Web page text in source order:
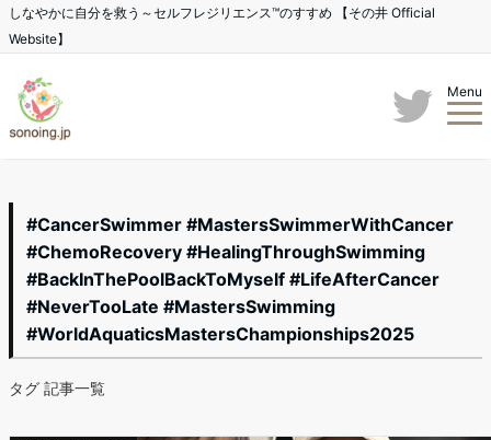
しなやかに自分を救う～セルフレジリエンス™のすすめ 【その井 Official
Website】
Menu
#CancerSwimmer #MastersSwimmerWithCancer
#ChemoRecovery #HealingThroughSwimming
#BackInThePoolBackToMyself #LifeAfterCancer
#NeverTooLate #MastersSwimming
#WorldAquaticsMastersChampionships2025
タグ 記事一覧